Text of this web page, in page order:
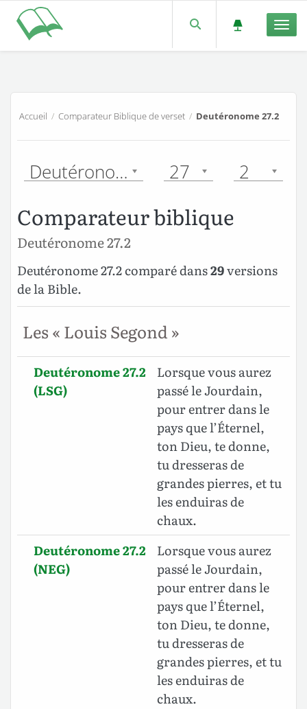
Accueil / Comparateur Biblique de verset/ Deutéronome 27.2
Deutéronome 27 2
Comparateur biblique
Deutéronome 27.2
Deutéronome 27.2 comparé dans29versions
de la Bible.
Les « Louis Segond »
Deutéronome 27.2
(LSG)
Lorsque vous aurez
passé le Jourdain,
pour entrer dans le
pays que l’Éternel,
ton Dieu, te donne,
tu dresseras de
grandes pierres, et tu
les enduiras de
chaux.
Deutéronome 27.2
(NEG)
Lorsque vous aurez
passé le Jourdain,
pour entrer dans le
pays que l’Éternel,
ton Dieu, te donne,
tu dresseras de
grandes pierres, et tu
les enduiras de
chaux.